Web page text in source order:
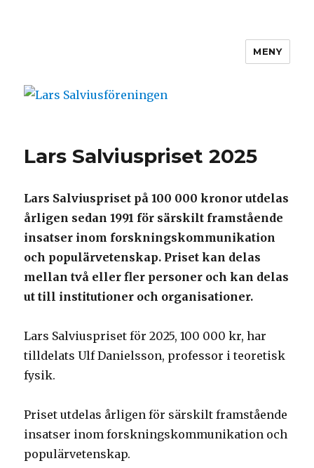
MENY
Lars Salviuspriset 2025
Lars Salviuspriset på 100 000 kronor utdelas
årligen sedan 1991 för särskilt framstående
insatser inom forskningskommunikation
och populärvetenskap. Priset kan delas
mellan två eller fler personer och kan delas
ut till institutioner och organisationer.
Lars Salviuspriset för 2025, 100 000 kr, har
tilldelats Ulf Danielsson, professor i teoretisk
fysik.
Priset utdelas årligen för särskilt framstående
insatser inom forskningskommunikation och
populärvetenskap.